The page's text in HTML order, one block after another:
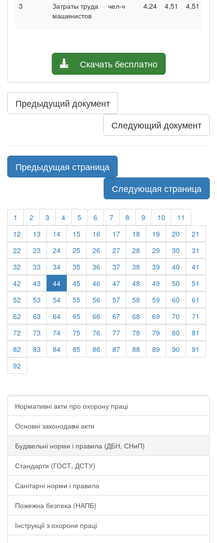
3
Затраты труда
машинистов
чел-ч 4,24 4,51 4,51
Скачать бесплатно
Предыдущий документ
Следующий документ
Предыдущая страница
Следующая страница
1 2 3 4 5 6 7 8 9 10
11
12
13 14 15 16 17 18 19 20
21
22
23 24 25 26 27 28 29 30
31
32
33 34 35 36 37 38 39 40
41
42
43 44 45 46 47 48 49 50
51
52
53 54 55 56 57 58 59 60
61
62
63 64 65 66 67 68 69 70
71
72
73 74 75 76 77 78 79 80
81
82
83 84 85 86 87 88 89 90
91
92
Нормативні акти про охорону праці
Основні законодавчі акти
Будівельні норми і правила (ДБН, СНиП)
Стандарти (ГОСТ, ДСТУ)
Санітарні норми і правила
Пожежна безпека (НАПБ)
Інструкції з охорони праці